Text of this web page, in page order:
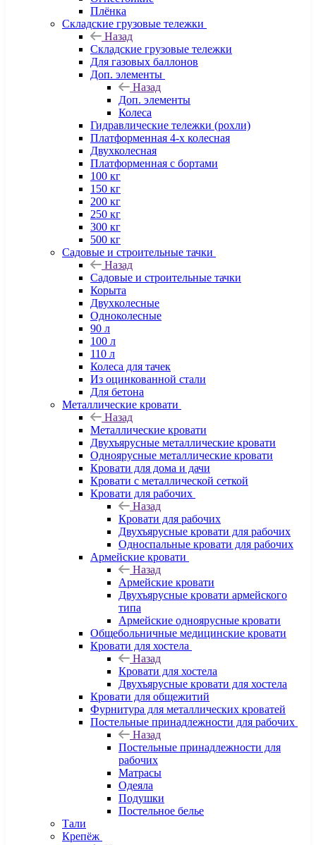
Плёнка
Складские грузовые тележки
Назад
Складские грузовые тележки
Для газовых баллонов
Доп. элементы
Назад
Доп. элементы
Колеса
Гидравлические тележки (рохли)
Платформенная 4-х колесная
Двухколесная
Платформенная с бортами
100 кг
150 кг
200 кг
250 кг
300 кг
500 кг
Садовые и строительные тачки
Назад
Садовые и строительные тачки
Корыта
Двухколесные
Одноколесные
90 л
100 л
110 л
Колеса для тачек
Из оцинкованной стали
Для бетона
Металлические кровати
Назад
Металлические кровати
Двухъярусные металлические кровати
Одноярусные металлические кровати
Кровати для дома и дачи
Кровати с металлической сеткой
Кровати для рабочих
Назад
Кровати для рабочих
Двухъярусные кровати для рабочих
Односпальные кровати для рабочих
Армейские кровати
Назад
Армейские кровати
Двухъярусные кровати армейского
типа
Армейские одноярусные кровати
Общебольничные медицинские кровати
Кровати для хостела
Назад
Кровати для хостела
Двухъярусные кровати для хостела
Кровати для общежитий
Фурнитура для металлических кроватей
Постельные принадлежности для рабочих
Назад
Постельные принадлежности для
рабочих
Матрасы
Одеяла
Подушки
Постельное белье
Тали
Крепёж